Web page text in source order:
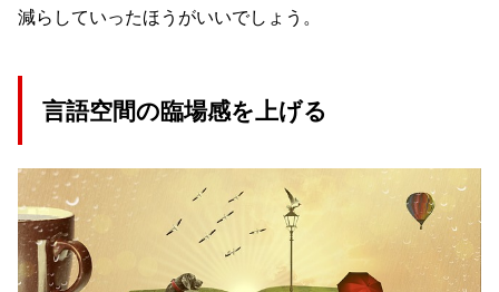
減らしていったほうがいいでしょう。
言語空間の臨場感を上げる